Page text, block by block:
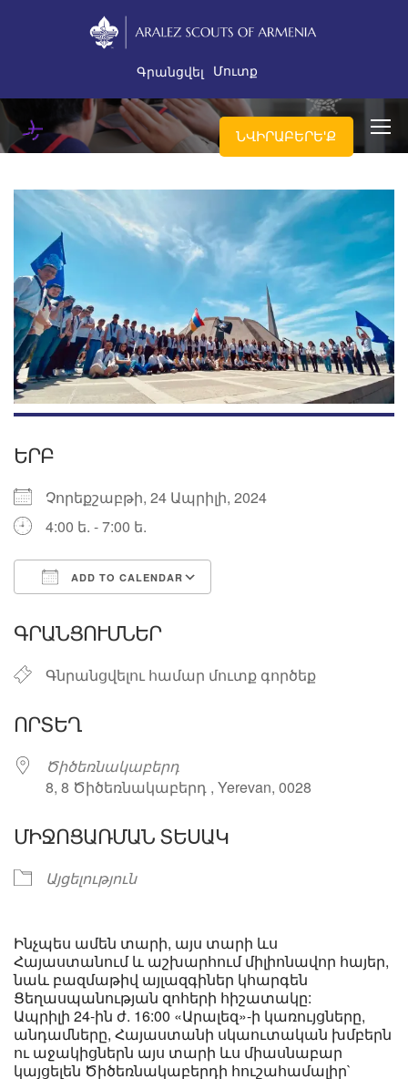
Գրանցվել Մուտք
ՆՎԻՐԱԲԵՐԵ'Ք
ԵՐԲ
Չորեքշաբթի, 24 Ապրիլի, 2024
4:00 ե. - 7:00 ե.
ADD TO CALENDAR
ԳՐԱՆՑՈՒՄՆԵՐ
Գնրանցվելու համար մուտք գործեք
ՈՐՏԵՂ
Ծիծեռնակաբերդ
8, 8 Ծիծեռնակաբերդ , Yerevan, 0028
ՄԻՋՈՑԱՌՄԱՆ ՏԵՍԱԿ
Այցելություն
Ինչպես ամեն տարի, այս տարի ևս
Հայաստանում և աշխարհում միլիոնավոր հայեր,
նաև բազմաթիվ այլազգիներ կհարգեն
Ցեղասպանության զոհերի հիշատակը:
Ապրիլի 24-ին ժ. 16:00 «Արալեզ»-ի կառույցները,
անդամները, Հայաստանի սկաուտական խմբերն
ու աջակիցներն այս տարի ևս միասնաբար
կայցելեն Ծիծեռնակաբերդի հուշահամալիր`